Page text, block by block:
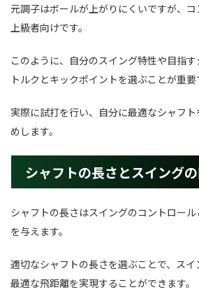
元調子はボールが上がりにくいですが、コ
上級者向けです。
このように、自分のスイング特性や目指す
トルクとキックポイントを選ぶことが重要
実際に試打を行い、自分に最適なシャフ
めします。
シャフトの長さとスイング
シャフトの長さはスイングのコントロー
を与えます。
適切なシャフトの長さを選ぶことで、スイ
最適な飛距離を実現することができます。